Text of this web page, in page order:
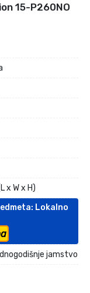
15-P260NO
x W x H)
Lokalno
jamstvo